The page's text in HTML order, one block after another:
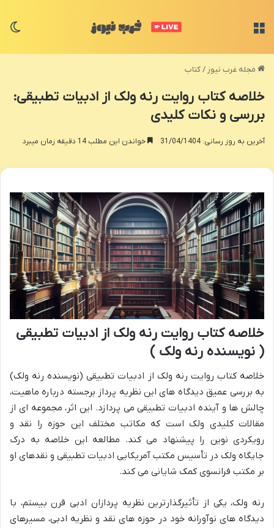
مجله غرب نیوز /کتاب
خلاصه کتاب روایت رنه ولک از ادبیات تطبیقی:
بررسی و نکات کلیدی
آخرین به روز رسانی: 31/04/1404 خواندن این مطلب 14 دقیقه زمان میبرد
خلاصه کتاب روایت رنه ولک از ادبیات تطبیقی
( نویسنده رنه ولک )
خلاصه کتاب روایت رنه ولک از ادبیات تطبیقی (نویسنده رنه ولک)
به بررسی عمیق دیدگاه های این نظریه پرداز برجسته درباره ماهیت،
چالش ها و آینده ادبیات تطبیقی می پردازد. این اثر، مجموعه ای از
مقالات کلیدی ولک است که مکاتب مختلف این حوزه را نقد و
رویکردی نوین را پیشنهاد می کند. مطالعه این خلاصه به درک
جایگاه ولک در تأسیس مکتب آمریکایی ادبیات تطبیقی و نقدهای او
بر مکتب فرانسوی کمک شایانی می کند.
رنه ولک، یکی از تأثیرگذارترین نظریه پردازان ادبی قرن بیستم، با
دیدگاه های نوآورانه خود در حوزه های نقد و نظریه ادبی، مسیرهای